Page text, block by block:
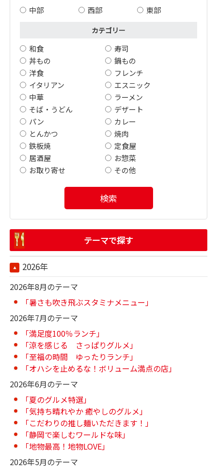
中部 西部 東部
カテゴリー
和食
寿司
丼もの
鍋もの
洋食
フレンチ
イタリアン
エスニック
中華
ラーメン
そば・うどん
デザート
パン
カレー
とんかつ
焼肉
鉄板焼
定食屋
居酒屋
お惣菜
お取り寄せ
その他
検索
テーマで探す
2026年
2026年8月のテーマ
「暑さも吹き飛ぶスタミナメニュー」
2026年7月のテーマ
「満足度100％ランチ」
「涼を感じる さっぱりグルメ」
「至福の時間 ゆったりランチ」
「オハシを止めるな！ボリューム満点の店」
2026年6月のテーマ
「夏のグルメ特選」
「気持ち晴れやか 癒やしのグルメ」
「こだわりの推し麺いただきます！」
「静岡で楽しむワールドな味」
「地物最高！地物LOVE」
2026年5月のテーマ